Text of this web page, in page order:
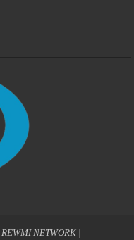
REWMI NETWORK|